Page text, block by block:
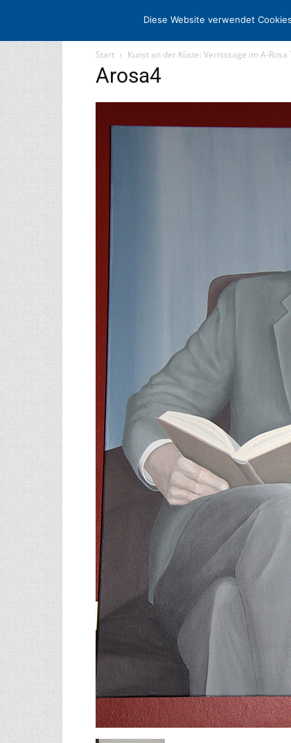
STARTSEITE ARCHIV
Start Kunst an der Küste: Vernissage im A-
Arosa4
Diese Website verwendet